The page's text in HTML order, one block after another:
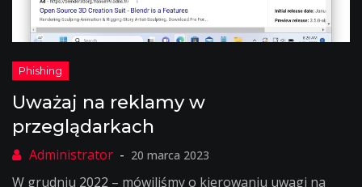
Uważaj na reklamy w
przeglądarkach
20 marca 2023
W grudniu 2022 – mówiliśmy o kierowaniu uwagi na